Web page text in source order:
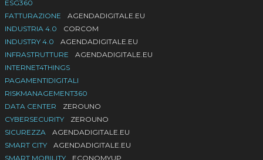
ESG360
FATTURAZIONE
AGENDADIGITALE.EU
INDUSTRIA 4.0
CORCOM
INDUSTRY 4.0
AGENDADIGITALE.EU
INFRASTRUTTURE
AGENDADIGITALE.EU
INTERNET4THINGS
PAGAMENTIDIGITALI
RISKMANAGEMENT360
DATA CENTER
ZEROUNO
CYBERSECURITY
ZEROUNO
SICUREZZA
AGENDADIGITALE.EU
SMART CITY
AGENDADIGITALE.EU
SMART MOBILITY
ECONOMYUP